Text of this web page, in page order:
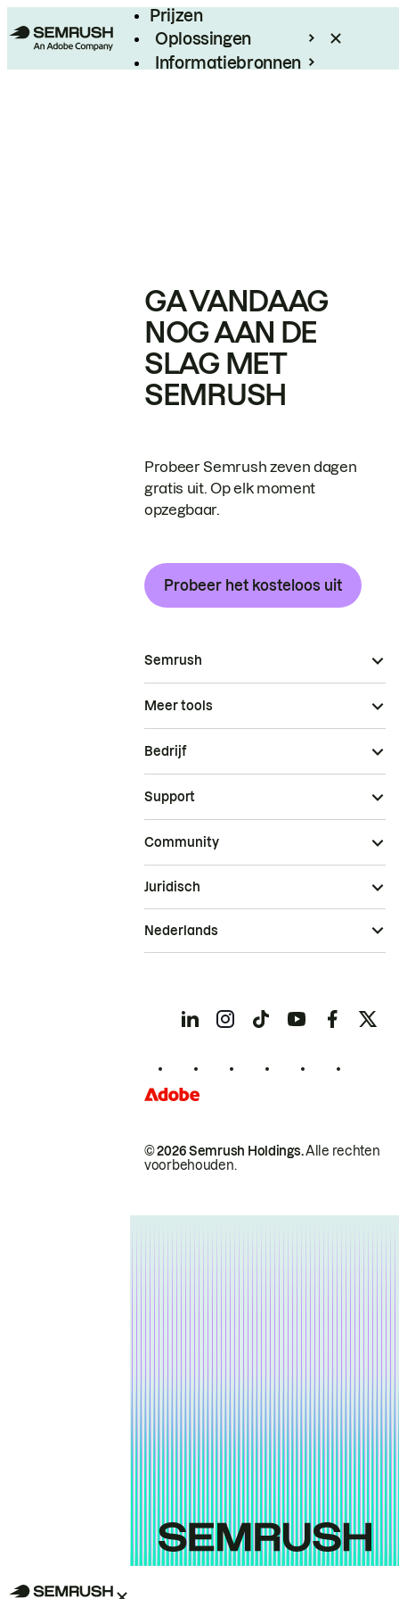
Prijzen
Oplossingen
Informatiebronnen
GA VANDAAG
NOG AAN DE
SLAG MET
SEMRUSH
Probeer Semrush zeven dagen
gratis uit. Op elk moment
opzegbaar.
Probeer het kosteloos uit
Semrush
Meer tools
Bedrijf
Support
Community
© 2026 Semrush Holdings.Alle rechten
voorbehouden.
Juridisch
Nederlands